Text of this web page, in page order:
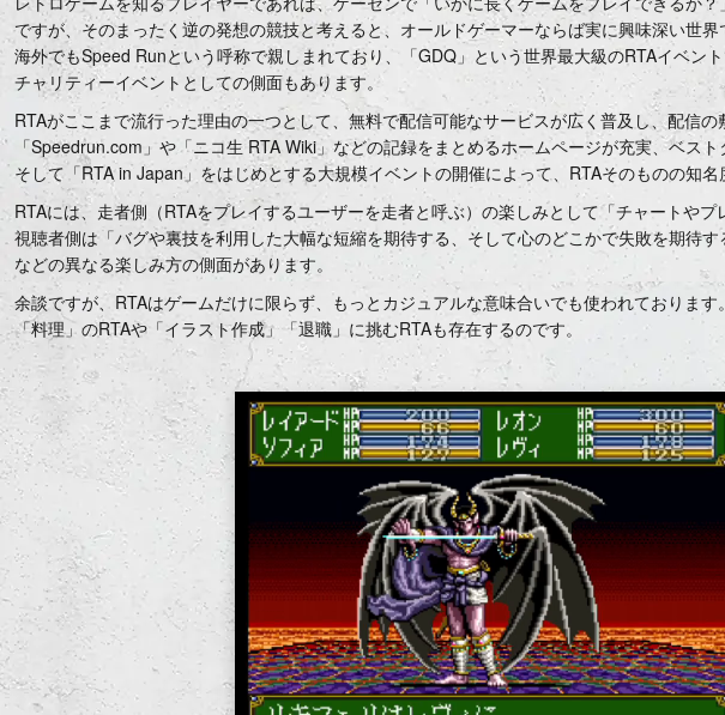
ですが、そのまったく逆の発想の競技と考えると、オールドゲーマーならば実に興味深い世界
海外でもSpeed Runという呼称で親しまれており、「GDQ」という世界最大級のRTAイベン
チャリティーイベントとしての側面もあります。
RTAがここまで流行った理由の一つとして、無料で配信可能なサービスが広く普及し、配信の
「Speedrun.com」や「ニコ生 RTA Wiki」などの記録をまとめるホームページが充実、ベス
そして「RTA in Japan」をはじめとする大規模イベントの開催によって、RTAそのものの知
RTAには、走者側（RTAをプレイするユーザーを走者と呼ぶ）の楽しみとして「チャートやプ
視聴者側は「バグや裏技を利用した大幅な短縮を期待する、そして心のどこかで失敗を期待す
などの異なる楽しみ方の側面があります。
余談ですが、RTAはゲームだけに限らず、もっとカジュアルな意味合いでも使われております。
「料理」のRTAや「イラスト作成」「退職」に挑むRTAも存在するのです。